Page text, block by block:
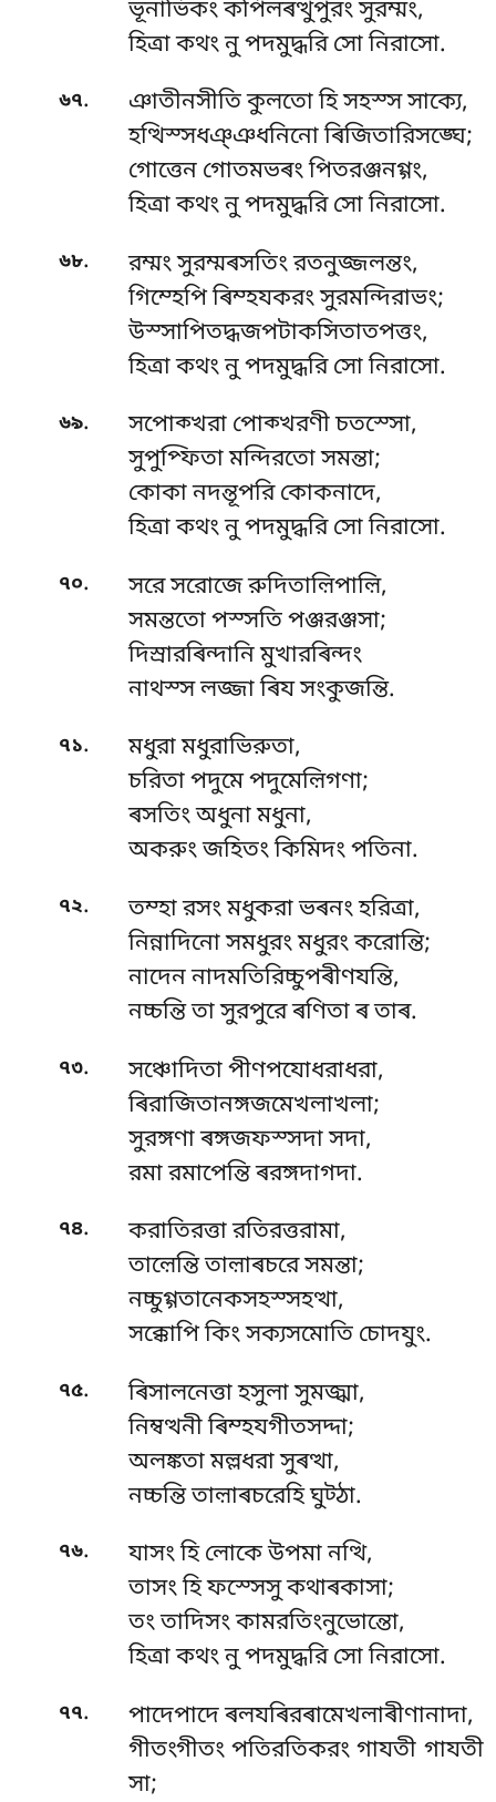
ভূনাভিকং কপিলৰত্থুপুরং সুরম্মং,
হিত্ৰা কথং নু পদমুদ্ধরি সো নিরাসো.
৬৭.
ঞাতীনসীতি কুলতো হি সহস্স সাক্যে,
হত্থিস্সধঞ্ঞধনিনো ৰিজিতারিসঙ্ঘে;
গোত্তেন গোতমভৰং পিতরঞ্জনগ্গং,
হিত্ৰা কথং নু পদমুদ্ধরি সো নিরাসো.
৬৮.
রম্মং সুরম্মৰসতিং রতনুজ্জলন্তং,
গিম্হেপি ৰিম্হযকরং সুরমন্দিরাভং;
উস্সাপিতদ্ধজপটাকসিতাতপত্তং,
হিত্ৰা কথং নু পদমুদ্ধরি সো নিরাসো.
৬৯.
সপোক্খরা পোক্খরণী চতস্সো,
সুপুপ্ফিতা মন্দিরতো সমন্তা;
কোকা নদন্তূপরি কোকনাদে,
হিত্ৰা কথং নু পদমুদ্ধরি সো নিরাসো.
৭০.
সরে সরোজে রুদিতাল়িপাল়ি,
সমন্ততো পস্সতি পঞ্জরঞ্জসা;
দিস্ৰারৰিন্দানি মুখারৰিন্দং
নাথস্স লজ্জা ৰিয সংকুজন্তি.
৭১.
মধুরা মধুরাভিরুতা,
চরিতা পদুমে পদুমেল়িগণা;
ৰসতিং অধুনা মধুনা,
অকরুং জহিতং কিমিদং পতিনা.
৭২.
তম্হা রসং মধুকরা ভৰনং হরিত্ৰা,
নিন্নাদিনো সমধুরং মধুরং করোন্তি;
নাদেন নাদমতিরিচ্চুপৰীণযন্তি,
নচ্চন্তি তা সুরপুরে ৰণিতা ৰ তাৰ.
৭৩.
সঞ্চোদিতা পীণপযোধরাধরা,
ৰিরাজিতানঙ্গজমেখলাখলা;
সুরঙ্গণা ৰঙ্গজফস্সদা সদা,
রমা রমাপেন্তি ৰরঙ্গদাগদা.
৭৪.
করাতিরত্তা রতিরত্তরামা,
তাল়েন্তি তাল়াৰচরে সমন্তা;
নচ্চুগ্গতানেকসহস্সহত্থা,
সক্কোপি কিং সক্যসমোতি চোদযুং.
৭৫.
ৰিসালনেত্তা হসুলা সুমজ্ঝা,
নিম্বত্থনী ৰিম্হযগীতসদ্দা;
অলঙ্কতা মল্লধরা সুৰত্থা,
নচ্চন্তি তাল়াৰচরেহি ঘুট্ঠা.
৭৬.
যাসং হি লোকে উপমা নত্থি,
তাসং হি ফস্সেসু কথাৰকাসা;
তং তাদিসং কামরতিংনুভোন্তো,
হিত্ৰা কথং নু পদমুদ্ধরি সো নিরাসো.
৭৭.
পাদেপাদে ৰলযৰিরৰামেখলাৰীণানাদা,
গীতংগীতং পতিরতিকরং গাযতী গাযতী
সা;